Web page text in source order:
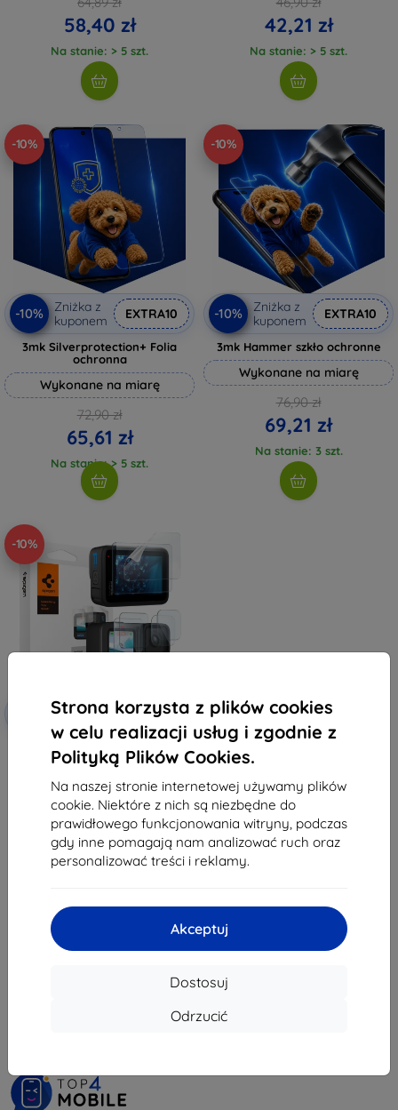
Strona korzysta z plików cookies
w celu realizacji usług i zgodnie z
Polityką Plików Cookies.
Na naszej stronie internetowej używamy plików
cookie. Niektóre z nich są niezbędne do
prawidłowego funkcjonowania witryny, podczas
gdy inne pomagają nam analizować ruch oraz
personalizować treści i reklamy.
Akceptuj
Dostosuj
Odrzucić
58,40 zł
Na stanie: > 5 szt.
42,21 zł
Na stanie: > 5 szt.
-10%
-10%
Zniżka z
kuponem
EXTRA10
3mk Silverprotection+ Folia
ochronna
Wykonane na miarę
72,90 zł
65,61 zł
Na stanie: > 5 szt.
-10%
-10%
Zniżka z
kuponem
EXTRA10
3mk Hammer szkło ochronne
Wykonane na miarę
76,90 zł
69,21 zł
Na stanie: 3 szt.
-10%
Zniżka z
EXTRA10
Zestaw wielopak Spigen Glass tR
SLIM F2P/L2P - GoPro Hero 4K
(AGL09190)
94,89 zł
85,41 zł
Na stanie: 4 szt.